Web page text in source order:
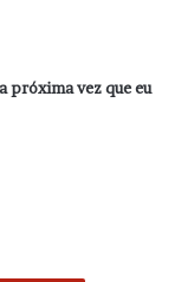
próxima vez que eu